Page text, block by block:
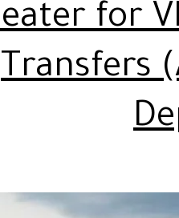
for
Transfers